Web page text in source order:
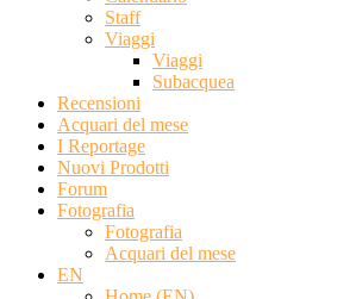
Staff
Viaggi
Viaggi
Subacquea
Recensioni
Acquari del mese
I Reportage
Nuovi Prodotti
Forum
Fotografia
Fotografia
Acquari del mese
EN